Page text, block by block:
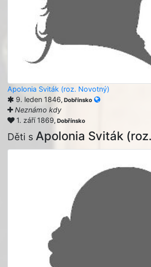
Apolonia Sviták (roz. Novotný)
9. leden 1846, Dobřínsko
Neznámo kdy
1. září 1869, Dobřínsko
Děti s Apolonia Sviták